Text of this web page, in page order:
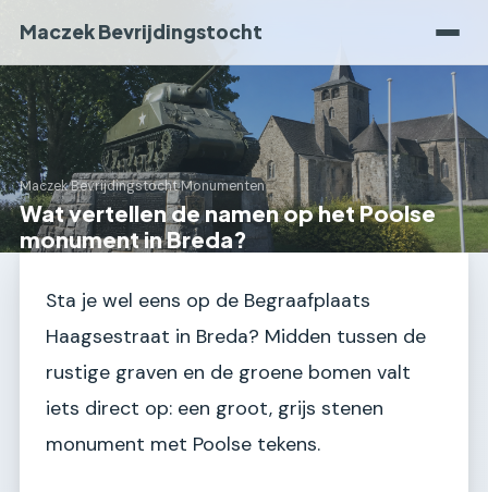
Maczek Bevrijdingstocht
Maczek Bevrijdingstocht›Monumenten
Wat vertellen de namen op het Poolse
monument in Breda?
Sta je wel eens op de Begraafplaats
Haagsestraat in Breda? Midden tussen de
rustige graven en de groene bomen valt
iets direct op: een groot, grijs stenen
monument met Poolse tekens.